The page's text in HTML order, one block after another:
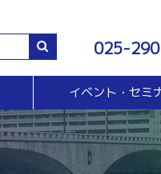
025-
大・人脈
危機
与
イベント・セミ
定